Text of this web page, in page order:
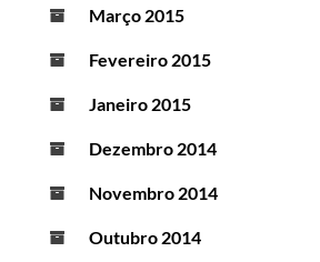
Março 2015
Fevereiro 2015
Janeiro 2015
Dezembro 2014
Novembro 2014
Outubro 2014